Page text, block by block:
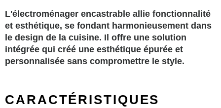
L'électroménager encastrable allie fonctionnalité
et esthétique, se fondant harmonieusement dans
le design de la cuisine. Il offre une solution
intégrée qui créé une esthétique épurée et
personnalisée sans compromettre le style.
CARACTÉRISTIQUES